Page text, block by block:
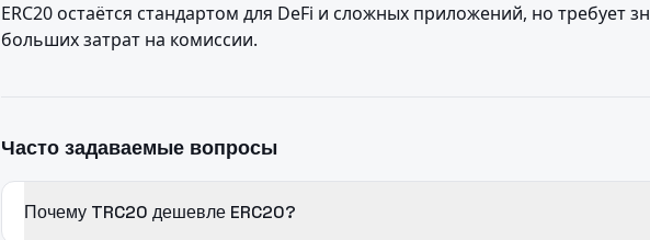
ERC20 остаётся стандартом для DeFi и сложных приложений, но требует
больших затрат на комиссии.
Часто задаваемые вопросы
Почему TRC20 дешевле ERC20?